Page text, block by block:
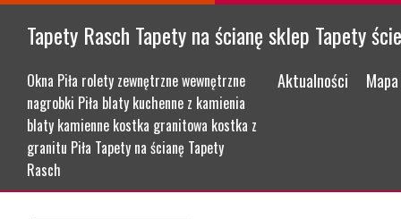
Tapety Rasch Tapety na ścianę sklep Tapety
Okna Piła rolety zewnętrzne wewnętrzne
nagrobki Piła blaty kuchenne z kamienia
blaty kamienne kostka granitowa kostka z
granitu Piła Tapety na ścianę Tapety
Rasch
Menu
Skip to content
Aktualności